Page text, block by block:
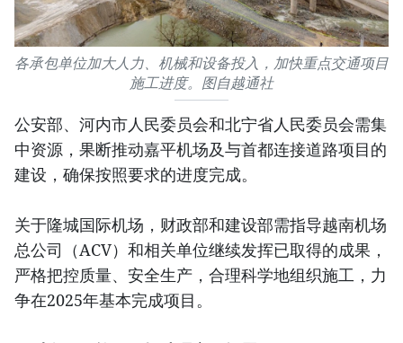
各承包单位加大人力、机械和设备投入，加快重点交通项目
施工进度。图自越通社
公安部、河内市人民委员会和北宁省人民委员会需集
中资源，果断推动嘉平机场及与首都连接道路项目的
建设，确保按照要求的进度完成。
关于隆城国际机场，财政部和建设部需指导越南机场
总公司（ACV）和相关单位继续发挥已取得的成果，
严格把控质量、安全生产，合理科学地组织施工，力
争在2025年基本完成项目。